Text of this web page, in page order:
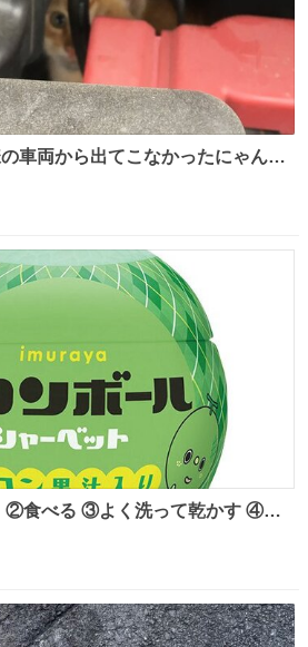
車両から出てこなかったにゃんこ
長が腕を引っ掻かれ、ぱんぱんに
だらけになりながらも何とか救出
②食べる ③よく洗って乾かす ④か